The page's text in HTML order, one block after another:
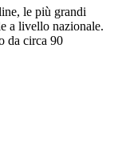
le più grandi
a livello nazionale.
da circa 90